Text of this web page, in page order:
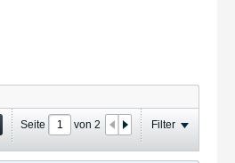
Seite von 2 Filter